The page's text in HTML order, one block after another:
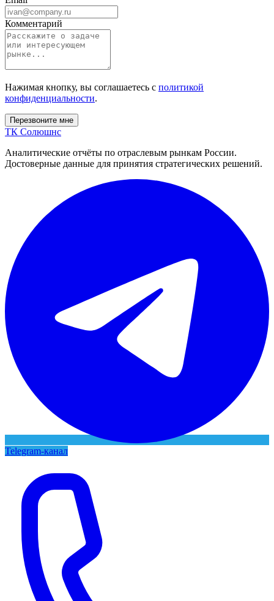
Комментарий
Нажимая кнопку, вы соглашаетесь с политикой
конфиденциальности.
Перезвоните мне
ТК Солюшнс
Аналитические отчёты по отраслевым рынкам России.
Достоверные данные для принятия стратегических решений.
Telegram-канал